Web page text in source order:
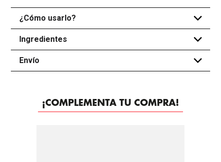
¿Cómo usarlo? +
Ingredientes +
Envío +
¡COMPLEMENTA TU COMPRA!